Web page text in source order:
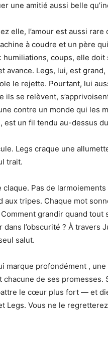
une amitié aussi belle
elle, l’amour est aussi
à coudre et un père
humiliations, coups, elle
avance. Legs, lui, est
le rejette. Pourtant, lui
ils se relèvent,
contre un monde qui les
est un fil tendu au-dessus
Legs craque une
trait.
claque. Pas de
aux tripes. Chaque mot
grandir quand
dans l’obscurité ? À travers
salut.
marque profondément ,
chacune de ses
le cœur plus fort — et
Legs. Vous ne le